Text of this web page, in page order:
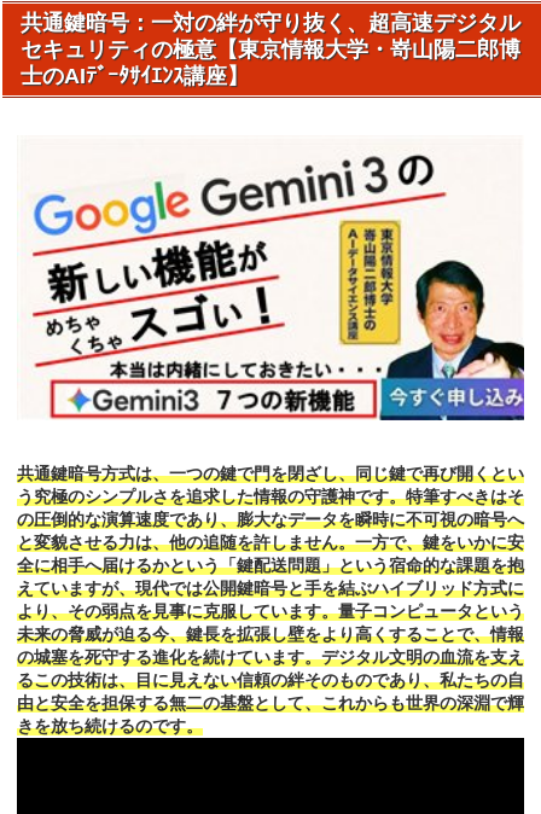
共通鍵暗号：一対の絆が守り抜く、超高速デジタル
セキュリティの極意【東京情報大学・嵜山陽二郎博
士のAIﾃﾞｰﾀｻｲｴﾝｽ講座】
共通鍵暗号方式は、一つの鍵で門を閉ざし、同じ鍵で再び開くとい
う究極のシンプルさを追求した情報の守護神です。特筆すべきはそ
の圧倒的な演算速度であり、膨大なデータを瞬時に不可視の暗号へ
と変貌させる力は、他の追随を許しません。一方で、鍵をいかに安
全に相手へ届けるかという「鍵配送問題」という宿命的な課題を抱
えていますが、現代では公開鍵暗号と手を結ぶハイブリッド方式に
より、その弱点を見事に克服しています。量子コンピュータという
未来の脅威が迫る今、鍵長を拡張し壁をより高くすることで、情報
の城塞を死守する進化を続けています。デジタル文明の血流を支え
るこの技術は、目に見えない信頼の絆そのものであり、私たちの自
由と安全を担保する無二の基盤として、これからも世界の深淵で輝
きを放ち続けるのです。